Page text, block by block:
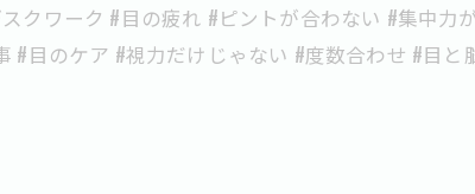
クワーク #目の疲れ #ピントが合わない #集中
#目のケア #視力だけじゃない #度数合わせ #目